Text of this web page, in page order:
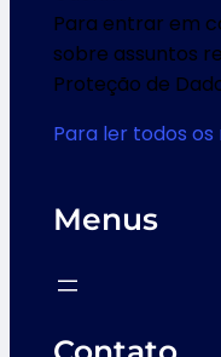
Para entrar em
sobre assuntos
Proteção de
Para ler todos
Menus